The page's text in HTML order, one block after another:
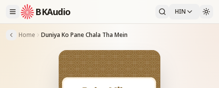
BKAudio HIN
Home Duniya Ko Pane Chala Tha Mein